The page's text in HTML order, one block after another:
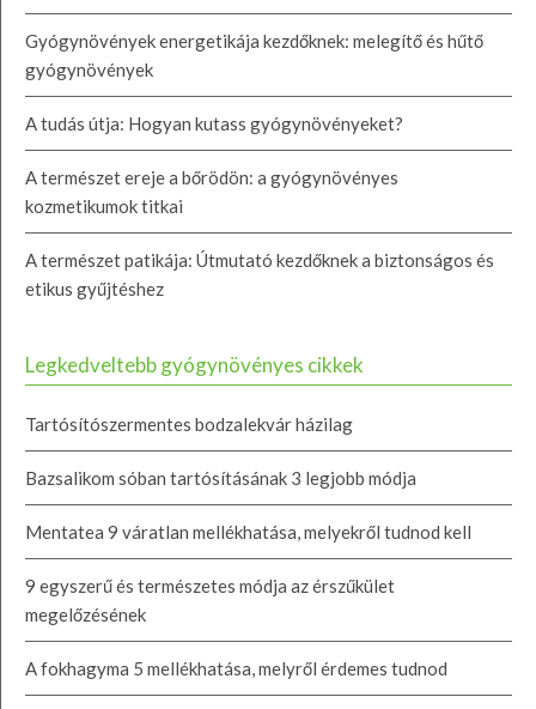
Gyógynövények energetikája kezdőknek: melegítő és hűtő
gyógynövények
A tudás útja: Hogyan kutass gyógynövényeket?
A természet ereje a bőrödön: a gyógynövényes
kozmetikumok titkai
A természet patikája: Útmutató kezdőknek a biztonságos és
etikus gyűjtéshez
Legkedveltebb gyógynövényes cikkek
Tartósítószermentes bodzalekvár házilag
Bazsalikom sóban tartósításának 3 legjobb módja
Mentatea 9 váratlan mellékhatása, melyekről tudnod kell
9 egyszerű és természetes módja az érszűkület
megelőzésének
A fokhagyma 5 mellékhatása, melyről érdemes tudnod